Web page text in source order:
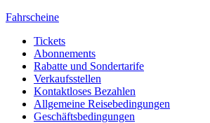
Fahrscheine
Tickets
Abonnements
Rabatte und Sondertarife
Verkaufsstellen
Kontaktloses Bezahlen
Allgemeine Reisebedingungen
Geschäftsbedingungen